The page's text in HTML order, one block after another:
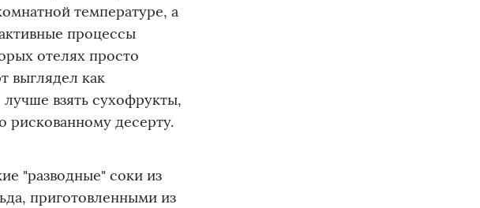
температуре, а
процессы
отелях просто
выглядел как
взять сухофрукты,
рискованному десерту.
"разводные" соки из
приготовленными из